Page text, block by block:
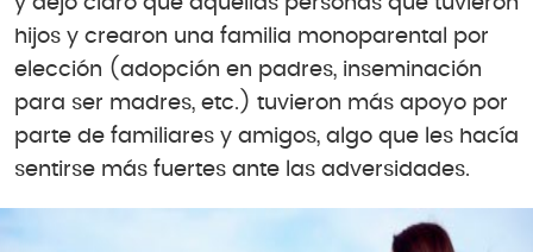
hijos y crearon una familia monoparental por
elección (adopción en padres, inseminación
para ser madres, etc.) tuvieron más apoyo por
parte de familiares y amigos, algo que les hacía
sentirse más fuertes ante las adversidades.